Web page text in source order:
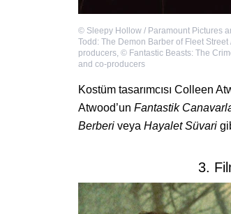
© Sleepy Hollow / Paramount Pictures
Todd: The Demon Barber of Fleet
producers, © Fantastic Beasts: The
and co-producers
Kostüm tasarımcısı Colleen
Atwood’un Fantastik
Berberi veya Hayalet Süvari
3.